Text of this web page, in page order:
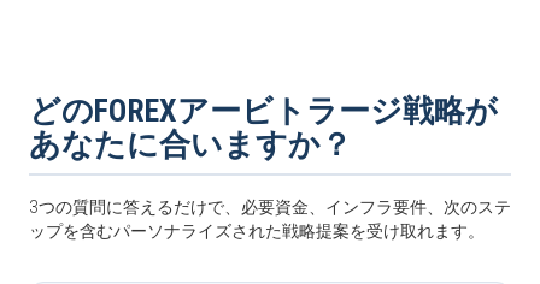
どのFOREXアービトラージ戦略が
あなたに合いますか？
3つの質問に答えるだけで、必要資金、インフラ要件、次のステ
ップを含むパーソナライズされた戦略提案を受け取れます。